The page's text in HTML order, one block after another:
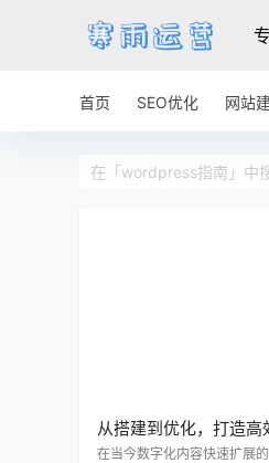
首页 SEO优化 网站
从搭建到优化，打造高
WordPress站点完整指
在当今数字化内容快速扩展